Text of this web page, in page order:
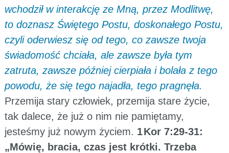
wchodził w interakcję ze Mną, przez Modlitwę,
to doznasz Świętego Postu, doskonałego Postu,
czyli oderwiesz się od tego, co zawsze twoja
świadomość chciała, ale zawsze była tym
zatruta, zawsze później cierpiała i bolała z tego
powodu, że się tego najadła, tego pragnęła.
Przemija stary człowiek, przemija stare życie,
tak dalece, że już o nim nie pamiętamy,
jesteśmy już nowym życiem. 1 Kor 7:29-31:
„Mówię, bracia, czas jest krótki. Trzeba